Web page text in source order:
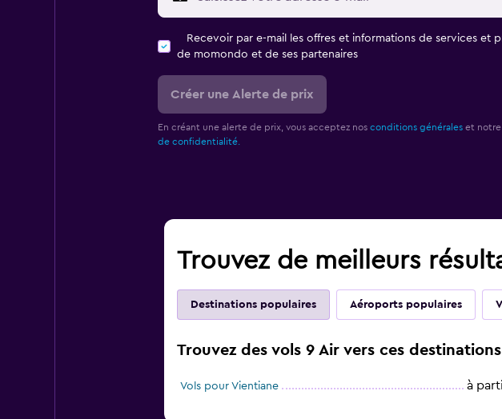
Recevoir par e-mail les offres et informations de services et
de momondo et de ses partenaires
Créer une Alerte de prix
En créant une alerte de prix, vous acceptez nos conditions généraleset notre
de confidentialité.
Trouvez de meilleurs
Destinations populaires Aéroports populaires
Trouvez des vols 9 Air vers ces
Vols pour Vientiane à